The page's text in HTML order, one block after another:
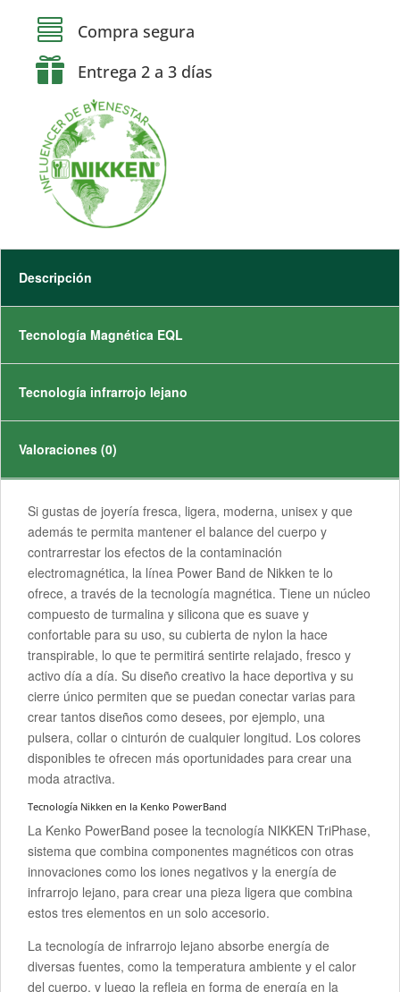
 Compra segura
 Entrega 2 a 3 días
Descripción
Tecnología Magnética EQL
Tecnología infrarrojo lejano
Valoraciones (0)
Si gustas de joyería fresca, ligera, moderna, unisex y que
además te permita mantener el balance del cuerpo y
contrarrestar los efectos de la contaminación
electromagnética, la línea Power Band de Nikken te lo
ofrece, a través de la tecnología magnética. Tiene un núcleo
compuesto de turmalina y silicona que es suave y
confortable para su uso, su cubierta de nylon la hace
transpirable, lo que te permitirá sentirte relajado, fresco y
activo día a día. Su diseño creativo la hace deportiva y su
cierre único permiten que se puedan conectar varias para
crear tantos diseños como desees, por ejemplo, una
pulsera, collar o cinturón de cualquier longitud. Los colores
disponibles te ofrecen más oportunidades para crear una
moda atractiva.
Tecnología Nikken en la Kenko PowerBand
La Kenko PowerBand posee la tecnología NIKKEN TriPhase,
sistema que combina componentes magnéticos con otras
innovaciones como los iones negativos y la energía de
infrarrojo lejano, para crear una pieza ligera que combina
estos tres elementos en un solo accesorio.
La tecnología de infrarrojo lejano absorbe energía de
diversas fuentes, como la temperatura ambiente y el calor
del cuerpo, y luego la refleja en forma de energía en la